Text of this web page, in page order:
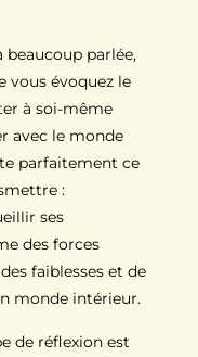
beaucoup parlée,
vous évoquez le
à soi-même
avec le monde
parfaitement ce
:
ses
des forces
faiblesses et de
monde intérieur.
de réflexion est